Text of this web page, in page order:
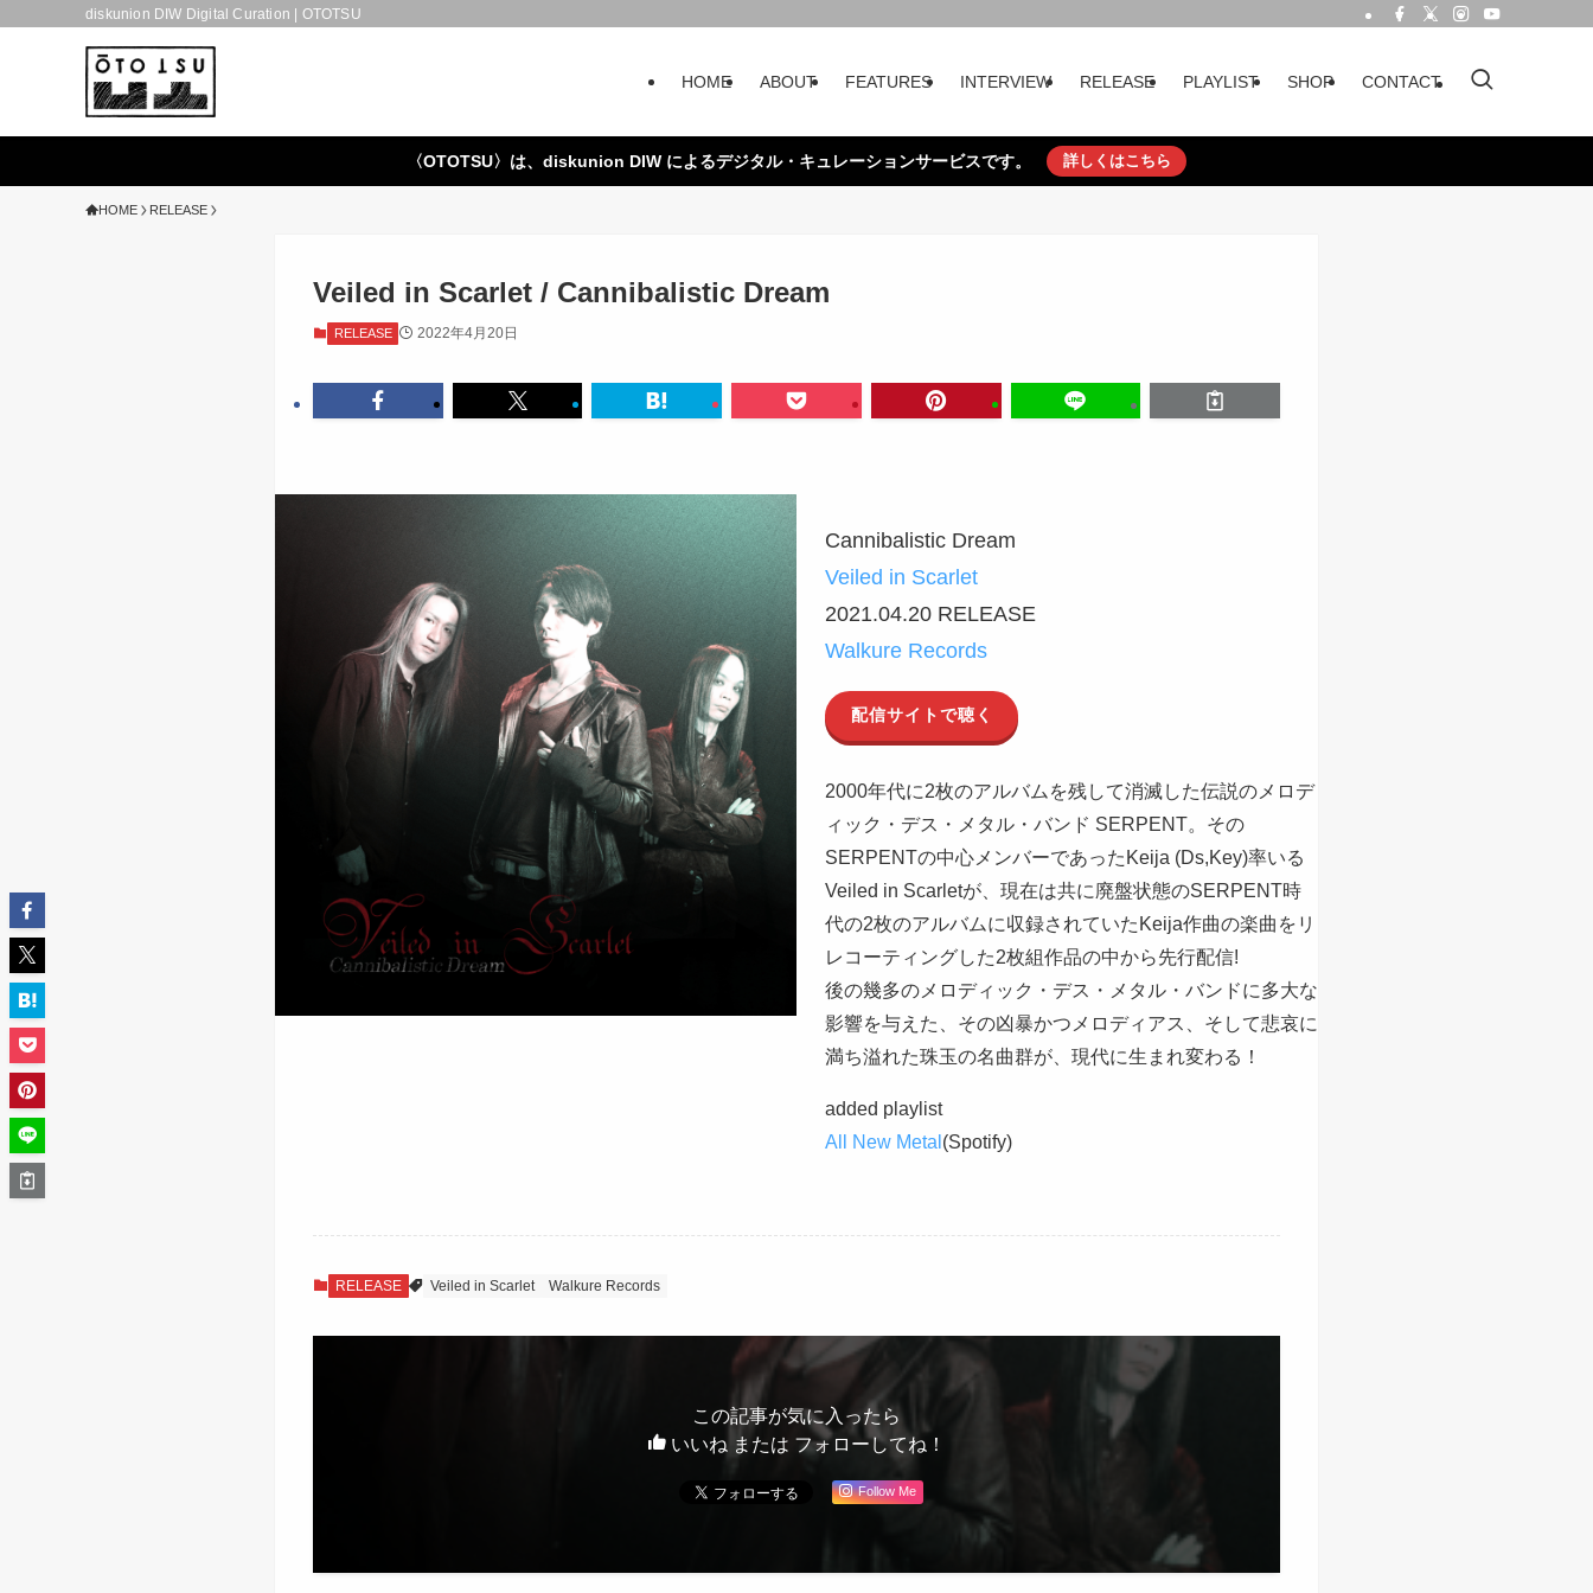
diskunion DIW Digital Curation | OTOTSU
HOME ABOUT FEATURES INTERVIEW RELEASE PLAYLIST SHOP CONTACT
〈OTOTSU〉は、diskunion DIW によるデジタル・キュレーションサービスです。 詳しくはこちら
HOME RELEASE
Veiled in Scarlet / Cannibalistic Dream
RELEASE 2022年4月20日
Cannibalistic Dream
Veiled in Scarlet
2021.04.20 RELEASE
Walkure Records
配信サイトで聴く
2000年代に2枚のアルバムを残して消滅した伝説のメロデ
ィック・デス・メタル・バンド SERPENT。その
SERPENTの中心メンバーであったKeija (Ds,Key)率いる
Veiled in Scarletが、現在は共に廃盤状態のSERPENT時
代の2枚のアルバムに収録されていたKeija作曲の楽曲をリ
レコーティングした2枚組作品の中から先行配信!
後の幾多のメロディック・デス・メタル・バンドに多大な
影響を与えた、その凶暴かつメロディアス、そして悲哀に
満ち溢れた珠玉の名曲群が、現代に生まれ変わる！
added playlist
All New Metal (Spotify)
RELEASE Veiled in Scarlet Walkure Records
この記事が気に入ったら
いいね または フォローしてね！
Follow Me